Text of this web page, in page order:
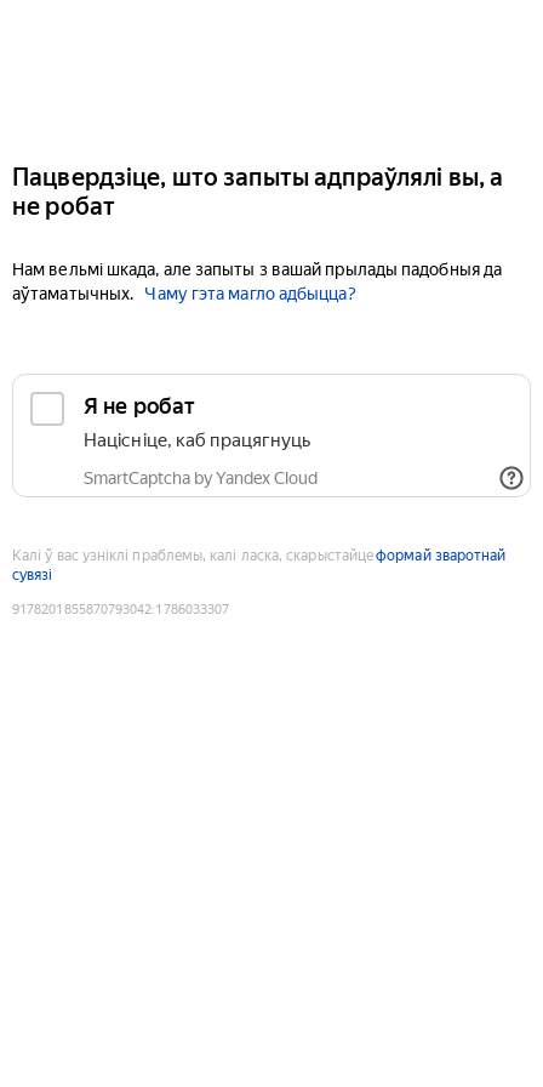
Пацвердзіце, што запыты адпраўлялі вы, а
не робат
Нам вельмі шкада, але запыты з вашай прылады падобныя да
аўтаматычных.
Чаму гэта магло адбыцца?
Я не робат
Націсніце, каб працягнуць
SmartCaptcha by Yandex Cloud
Калі ў вас узніклі праблемы, калі ласка, скарыстайцеформай зваротнай
сувязі
9178201855870793042:1786033307